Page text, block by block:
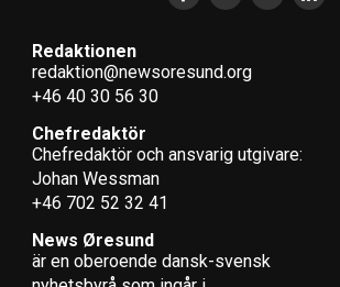
Redaktionen
redaktion@newsoresund.org
+46 40 30 56 30
Chefredaktör
Chefredaktör och ansvarig utgivare:
Johan Wessman
+46 702 52 32 41
News Øresund
är en oberoende dansk-svensk